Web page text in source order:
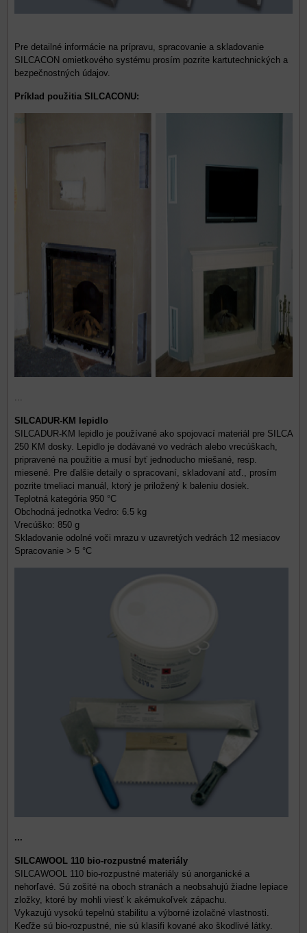
Pre detailné informácie na prípravu, spracovanie a skladovanie
SILCACON omietkového systému prosím pozrite kartutechnických a
bezpečnostných údajov.
Príklad použitia SILCACONU:
...
SILCADUR-KM lepidlo
SILCADUR-KM lepidlo je používané ako spojovací materiál pre SILCA
250 KM dosky. Lepidlo je dodávané vo vedrách alebo vrecúškach,
pripravené na použitie a musí byť jednoducho miešané, resp.
miesené. Pre ďalšie detaily o spracovaní, skladovaní atď., prosím
pozrite tmeliaci manuál, ktorý je priložený k baleniu dosiek.
Teplotná kategória 950 °C
Obchodná jednotka Vedro: 6.5 kg
Vrecúško: 850 g
Skladovanie odolné voči mrazu v uzavretých vedrách 12 mesiacov
Spracovanie > 5 °C
...
SILCAWOOL 110 bio-rozpustné materiály
SILCAWOOL 110 bio-rozpustné materiály sú anorganické a
nehorľavé. Sú zošité na oboch stranách a neobsahujú žiadne lepiace
zložky, ktoré by mohli viesť k akémukoľvek zápachu.
Vykazujú vysokú tepelnú stabilitu a výborné izolačné vlastnosti.
Keďže sú bio-rozpustné, nie sú klasifi kované ako škodlivé látky.